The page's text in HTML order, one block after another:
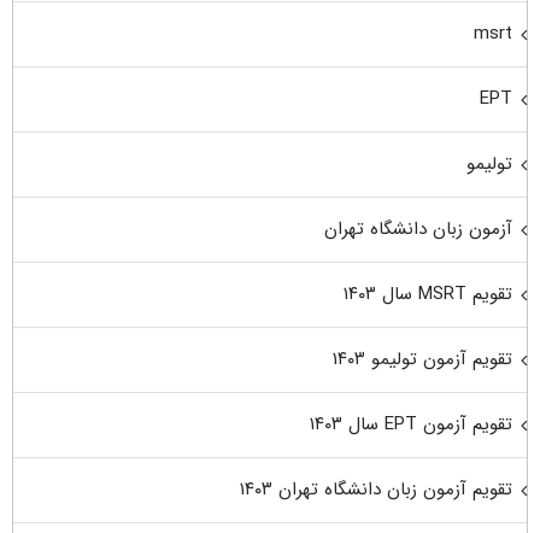
msrt
EPT
تولیمو
آزمون زبان دانشگاه تهران
تقویم MSRT سال ۱۴۰۳
تقویم آزمون تولیمو ۱۴۰۳
تقویم آزمون EPT سال ۱۴۰۳
تقویم آزمون زبان دانشگاه تهران ۱۴۰۳